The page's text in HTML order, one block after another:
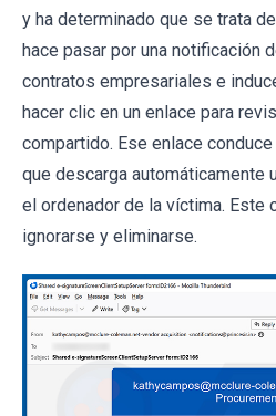
y ha determinado que se trata
hace pasar por una notificación
contratos empresariales e
hacer clic en un enlace para
compartido. Ese enlace
que descarga automáticamente
el ordenador de la víctima. Este
ignorarse y eliminarse.